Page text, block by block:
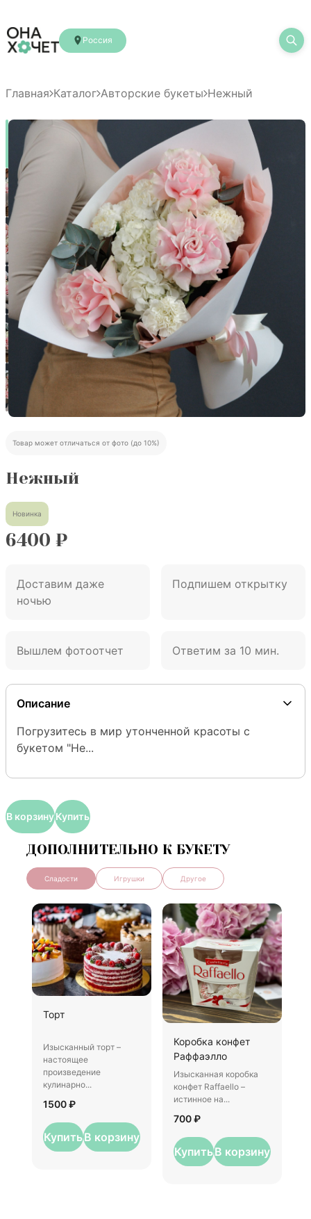
Россия
Главная Каталог Авторские букеты Нежный
Товар может отличаться от фото (до 10%)
Нежный
Новинка
6400 ₽
Доставим даже
ночью
Подпишем открытку
Вышлем фотоотчет Ответим за 10 мин.
Описание
Погрузитесь в мир утонченной красоты с
букетом "Не...
В корзинуКупить
ДОПОЛНИТЕЛЬНО К БУКЕТУ
Сладости Игрушки Другое
Торт
Изысканный торт –
настоящее
произведение
кулинарно...
1500 ₽
КупитьВ корзину
Коробка конфет
Раффаэлло
Изысканная коробка
конфет Raffaello –
истинное на...
700 ₽
КупитьВ корзину